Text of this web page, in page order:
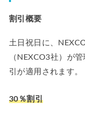
割引概要
土日祝日に、
（NEXCO3社）が
引が適用されます。
30％割引